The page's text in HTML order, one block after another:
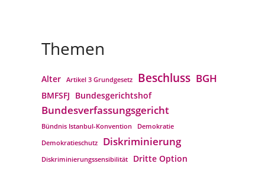
Themen
Alter Artikel 3 Grundgesetz Beschluss BGH
BMFSFJ Bundesgerichtshof
Bundesverfassungs­gericht
Bündnis Istanbul-Konvention
Demokratie
Demokratieschutz
Diskriminierung
Diskriminierungssensibilität Dritte Option